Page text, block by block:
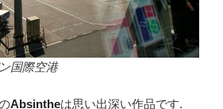
国際空港
Absintheは思い出深い作品です.